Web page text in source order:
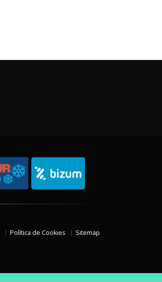
Política de Cookies Sitemap